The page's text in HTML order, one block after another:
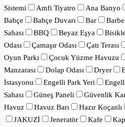
Sistemi
Amfi Tiyatro Ana Banyo
Bahçe
Bahçe Duvarı Bar
Sahası
BBQ Beyaz Eşya
Odası
Çamaşır Odası Çatı Terası
Oyun Parkı
Çocuk Yüzme Havuzu
Manzarası
Dolap Odası Dryer
İstasyonu
Engelli Park Yeri
Sahası
Güneş Paneli Güvenlik
Havuz
Havuz Barı Hazır Koçanlı
JAKUZİ
Jeneratör Kafe